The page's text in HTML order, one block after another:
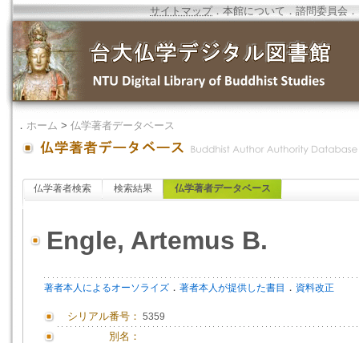
サイトマップ．本館について ．諮問委員会 ．
． ホーム > 仏学著者データベース
仏学著者検索 検索結果 仏学著者データベース
Engle, Artemus B.
著者本人によるオーソライズ ． 著者本人が提供した書目 ． 資料改正
シリアル番号： 5359
別名：